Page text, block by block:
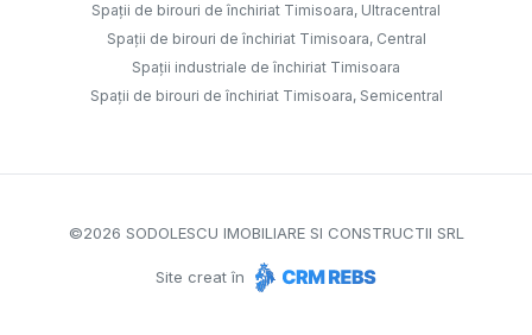
Spații de birouri de închiriat Timisoara, Ultracentral
Spații de birouri de închiriat Timisoara, Central
Spații industriale de închiriat Timisoara
Spații de birouri de închiriat Timisoara, Semicentral
©2026 SODOLESCU IMOBILIARE SI CONSTRUCTII SRL
Site creat în